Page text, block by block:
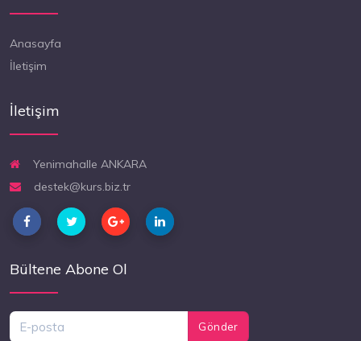
Anasayfa
İletişim
İletişim
Yenimahalle ANKARA
destek@kurs.biz.tr
Bültene Abone Ol
Gönder